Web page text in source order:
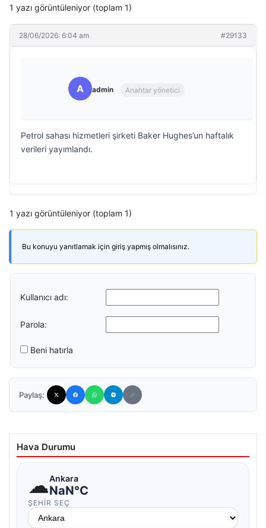
1 yazı görüntüleniyor (toplam 1)
28/06/2026: 6:04 am #29133
A admin Anahtar yönetici
Petrol sahası hizmetleri şirketi Baker Hughes’un haftalık
verileri yayımlandı.
1 yazı görüntüleniyor (toplam 1)
Bu konuyu yanıtlamak için giriş yapmış olmalısınız.
Kullanıcı adı:
Parola:
Beni hatırla
Paylaş:
Hava Durumu
☁Ankara
NaN°C
ŞEHIR SEÇ